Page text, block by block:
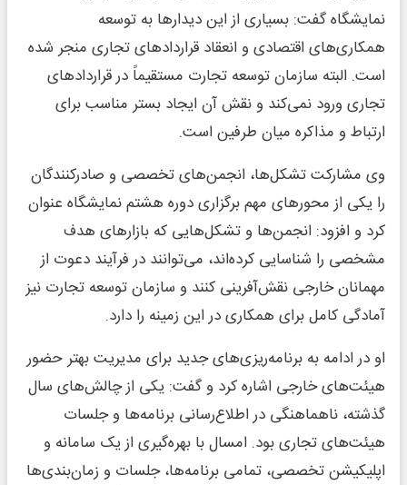
نمایشگاه گفت: بسیاری از این دیدارها به توسعه
همکاری‌های اقتصادی و انعقاد قراردادهای تجاری منجر شده
است. البته سازمان توسعه تجارت مستقیماً در قراردادهای
تجاری ورود نمی‌کند و نقش آن ایجاد بستر مناسب برای
ارتباط و مذاکره میان طرفین است.
وی مشارکت تشکل‌ها، انجمن‌های تخصصی و صادرکنندگان
را یکی از محورهای مهم برگزاری دوره هشتم نمایشگاه عنوان
کرد و افزود: انجمن‌ها و تشکل‌هایی که بازارهای هدف
مشخصی را شناسایی کرده‌اند، می‌توانند در فرآیند دعوت از
مهمانان خارجی نقش‌آفرینی کنند و سازمان توسعه تجارت نیز
آمادگی کامل برای همکاری در این زمینه را دارد.
او در ادامه به برنامه‌ریزی‌های جدید برای مدیریت بهتر حضور
هیئت‌های خارجی اشاره کرد و گفت: یکی از چالش‌های سال
گذشته، ناهماهنگی در اطلاع‌رسانی برنامه‌ها و جلسات
هیئت‌های تجاری بود. امسال با بهره‌گیری از یک سامانه و
اپلیکیشن تخصصی، تمامی برنامه‌ها، جلسات و زمان‌بندی‌ها